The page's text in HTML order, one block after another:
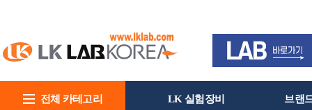
전체 카테고리 LK 실험장비 브랜